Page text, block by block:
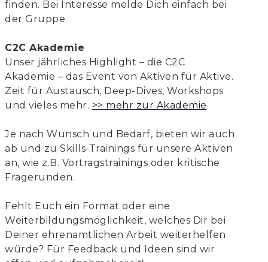
finden. Bei Interesse melde Dich einfach bei
der Gruppe.
C2C Akademie
Unser jährliches Highlight – die C2C
Akademie – das Event von Aktiven für Aktive.
Zeit für Austausch, Deep-Dives, Workshops
und vieles mehr. >> mehr zur Akademie
Je nach Wunsch und Bedarf, bieten wir auch
ab und zu Skills-Trainings für unsere Aktiven
an, wie z.B. Vortragstrainings oder kritische
Fragerunden.
Fehlt Euch ein Format oder eine
Weiterbildungsmöglichkeit, welches Dir bei
Deiner ehrenamtlichen Arbeit weiterhelfen
würde? Für Feedback und Ideen sind wir